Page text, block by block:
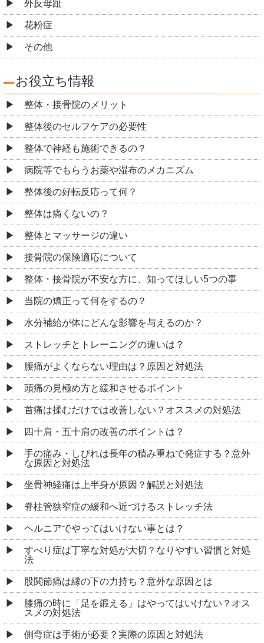
外反母趾
花粉症
その他
お役立ち情報
整体・接骨院のメリット
整体後のセルフケアの必要性
整体で神経も施術できるの？
病院等でもらうお薬や湿布のメカニズム
整体後の好転反応って何？
整体は痛くないの？
整体とマッサージの違い
接骨院の保険適応について
整体・接骨院が不安な方に、知ってほしい5つの事
当院の矯正って何をするの？
水分補給が体にどんな影響を与えるのか？
ストレッチとトレーニングの違いは？
腰痛がよくならない理由は？原因と対処法
頭痛の見極め方と緩和させるポイント
首痛は揉むだけでは改善しない？オススメの対処法
四十肩・五十肩の改善のポイントは？
手の痛み・しびれは長年の積み重ねで発症する？意外
な原因と対処法
坐骨神経痛は上半身が原因？解説と対処法
脊柱管狭窄症の緩和へ近づけるストレッチ法
ヘルニアでやってはいけない事とは？
すべり症は丁寧な対処が大切？なりやすい習慣と対処
法
股関節痛は縁の下の力持ち？意外な原因とは
膝痛の時に「足を鍛える」はやってはいけない？オス
スメの対処法
側弯症は手術が必要？実際の原因と対処法